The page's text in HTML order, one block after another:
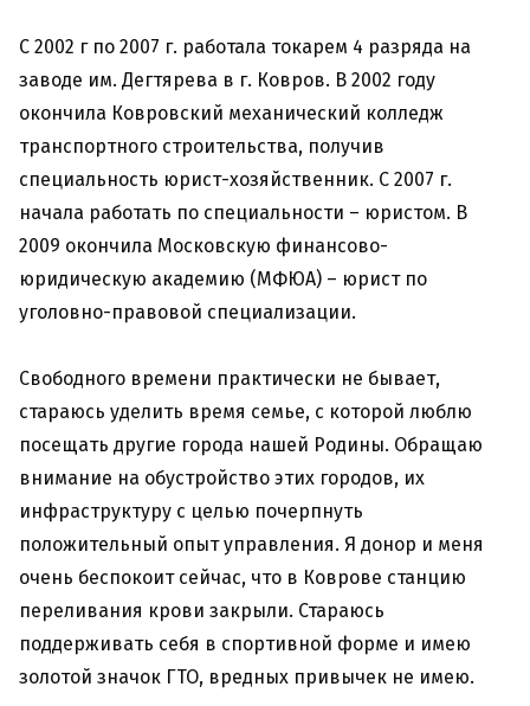
С 2002 г по 2007 г. работала токарем 4 разряда на
заводе им. Дегтярева в г. Ковров. В 2002 году
окончила Ковровский механический колледж
транспортного строительства, получив
специальность юрист-хозяйственник. С 2007 г.
начала работать по специальности – юристом. В
2009 окончила Московскую финансово-
юридическую академию (МФЮА) – юрист по
уголовно-правовой специализации.
Свободного времени практически не бывает,
стараюсь уделить время семье, с которой люблю
посещать другие города нашей Родины. Обращаю
внимание на обустройство этих городов, их
инфраструктуру с целью почерпнуть
положительный опыт управления. Я донор и меня
очень беспокоит сейчас, что в Коврове станцию
переливания крови закрыли. Стараюсь
поддерживать себя в спортивной форме и имею
золотой значок ГТО, вредных привычек не имею.